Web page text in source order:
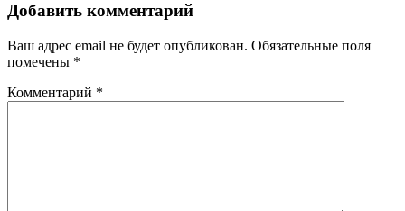
Добавить комментарий
Ваш адрес email не будет опубликован. Обязательные поля
помечены *
Комментарий *